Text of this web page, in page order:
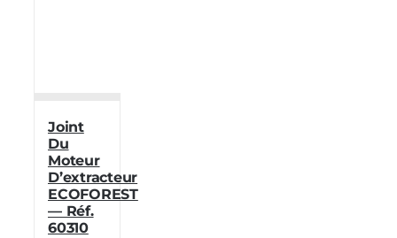
Joint
Du
Moteur
D’extracteur
ECOFOREST
— Réf.
60310